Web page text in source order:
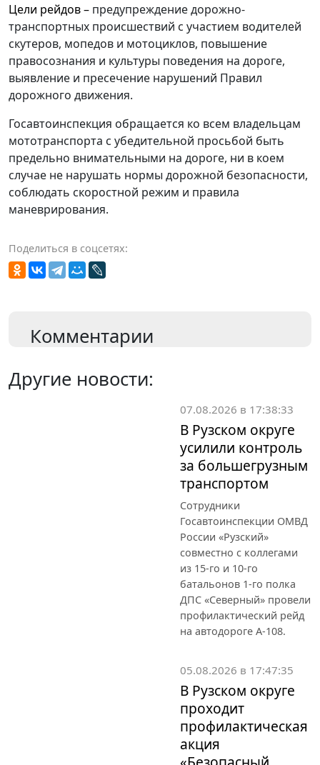
Цели рейдов – предупреждение дорожно-
транспортных происшествий с участием водителей
скутеров, мопедов и мотоциклов, повышение
правосознания и культуры поведения на дороге,
выявление и пресечение нарушений Правил
дорожного движения.
Госавтоинспекция обращается ко всем владельцам
мототранспорта с убедительной просьбой быть
предельно внимательными на дороге, ни в коем
случае не нарушать нормы дорожной безопасности,
соблюдать скоростной режим и правила
маневрирования.
Поделиться в соцсетях:
Комментарии
Другие новости:
07.08.2026 в 17:38:33
В Рузском округе
усилили контроль
за большегрузным
транспортом
Сотрудники
Госавтоинспекции ОМВД
России «Рузский»
совместно с коллегами
из 15-го и 10-го
батальонов 1-го полка
ДПС «Северный» провели
профилактический рейд
на автодороге А-108.
05.08.2026 в 17:47:35
В Рузском округе
проходит
профилактическая
акция